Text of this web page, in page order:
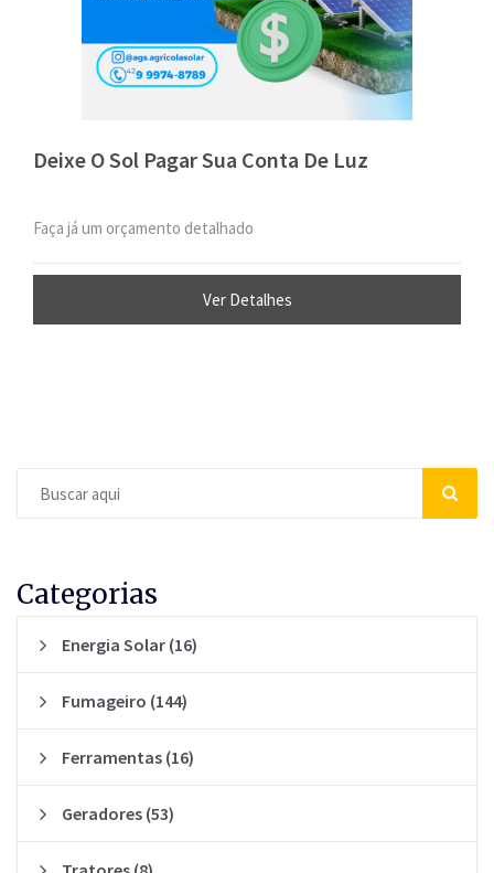
Deixe O Sol Pagar Sua Conta De Luz
Faça já um orçamento detalhado
Ver Detalhes
Categorias
Energia Solar (16)
Fumageiro (144)
Ferramentas (16)
Geradores (53)